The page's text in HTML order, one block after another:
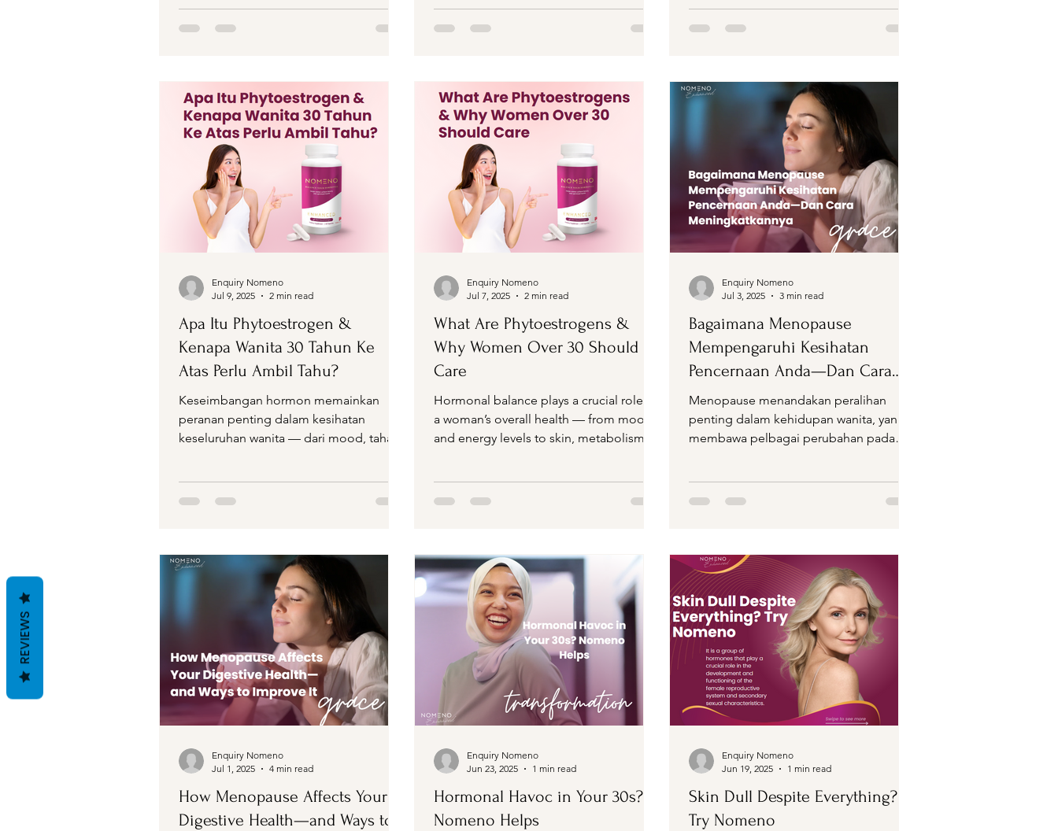
Apa Itu Phytoestrogen &
Kenapa Wanita 30 Tahun Ke
Atas Perlu Ambil Tahu?
Keseimbangan hormon memainkan
peranan penting dalam kesihatan
keseluruhan wanita — dari mood, tahap
Enquiry Nomeno
Jul 9, 2025
2 min read
What Are Phytoestrogens &
Why Women Over 30 Should
Care
Hormonal balance plays a crucial role in
a woman’s overall health — from mood
and energy levels to skin, metabolism,
Enquiry Nomeno
Jul 7, 2025
2 min read
Bagaimana Menopause
Mempengaruhi Kesihatan
Pencernaan Anda—Dan Cara
Meningkatkannya
Menopause menandakan peralihan
penting dalam kehidupan wanita, yang
membawa pelbagai perubahan pada
Enquiry Nomeno
Jul 3, 2025
3 min read
How Menopause Affects Your
Digestive Health—and Ways to
Enquiry Nomeno
Jul 1, 2025
4 min read
Hormonal Havoc in Your 30s?
Nomeno Helps
Enquiry Nomeno
Jun 23, 2025
1 min read
Skin Dull Despite Everything?
Try Nomeno
Enquiry Nomeno
Jun 19, 2025
1 min read
REVIEWS